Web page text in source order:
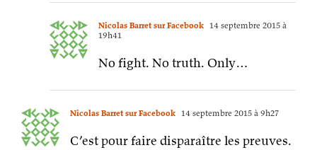
Nicolas Barret sur Facebook 14 septembre 2015 à
19h41
No fight. No truth. Only…
Nicolas Barret sur Facebook 14 septembre 2015 à 9h27
C’est pour faire disparaître les preuves.